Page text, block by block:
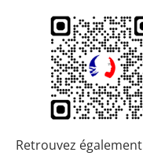
Retrouvez